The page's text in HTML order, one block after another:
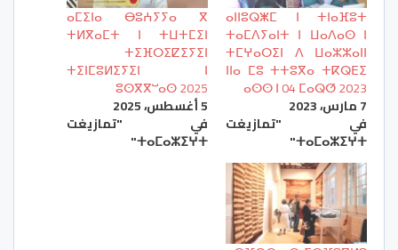
ⴰⵏⵏⵓⵕⵥⵎ ⵏ ⵜⵏⴰⴼⵓⵜ
ⵜⴰⵎⴷⵢⴰⵏⵜ ⵏ ⵡⴰⴷⴰⵙ ⵏ
ⵜⵎⵖⴰⵔⵉⵏ ⴷ ⵡⴰⵣⵣⴰⵏⵏ
ⵏⵏⴰ ⵎⵓ ⵜⵜⵓⴳⴰ ⵜⴽⵕⴹⵉ
ⴰⵙⵙ ⵏ 04 ⵎⴰⵕⵚ 2023
7 مارس، 2023
في "تمازيغت
ⵜⴰⵎⴰⵣⵉⵖⵜ"
ⴰⵎⵉⵏⴰ ⴱⵓⵄⵢⵢⴰ ⴳ
ⵜⵍⴳⴰⵎⵜ ⵏ ⵜⵡⵜⵎⵉⵏ
ⵜⵉⴼⵔⵉⵇⵉⵢⵉⵏ
ⵜⵉⵏⵎⵓⵍⵉⵢⵉⵏ ⵏ
ⵓⵙⴳⴳⵯⴰⵙ 2025
5 أغسطس، 2025
في "تمازيغت
ⵜⴰⵎⴰⵣⵉⵖⵜ"